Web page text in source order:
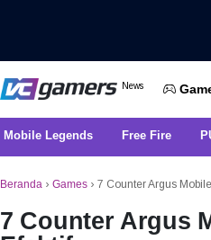
News
Dapatkan Berita
Mobile Legends Free Fire
Beranda › Games › 7 Counter Argus
7 Counter Argus